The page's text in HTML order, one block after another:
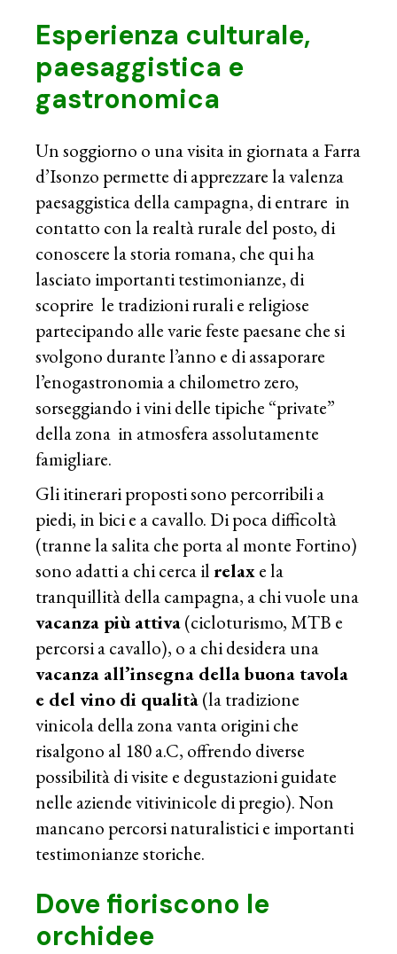
Esperienza culturale,
paesaggistica e
gastronomica
Un soggiorno o una visita in giornata a Farra
d’Isonzo permette di apprezzare la valenza
paesaggistica della campagna, di entrare in
contatto con la realtà rurale del posto, di
conoscere la storia romana, che qui ha
lasciato importanti testimonianze, di
scoprire le tradizioni rurali e religiose
partecipando alle varie feste paesane che si
svolgono durante l’anno e di assaporare
l’enogastronomia a chilometro zero,
sorseggiando i vini delle tipiche “private”
della zona in atmosfera assolutamente
famigliare.
Gli itinerari proposti sono percorribili a
piedi, in bici e a cavallo. Di poca difficoltà
(tranne la salita che porta al monte Fortino)
sono adatti a chi cerca il relaxe la
tranquillità della campagna, a chi vuole una
vacanza più attiva(cicloturismo, MTB e
percorsi a cavallo), o a chi desidera una
vacanza all’insegna della buona tavola
e del vino di qualità(la tradizione
vinicola della zona vanta origini che
risalgono al 180 a.C, offrendo diverse
possibilità di visite e degustazioni guidate
nelle aziende vitivinicole di pregio). Non
mancano percorsi naturalistici e importanti
testimonianze storiche.
Dove fioriscono le
orchidee